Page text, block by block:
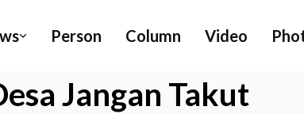
Person Column Video
Jangan Takut